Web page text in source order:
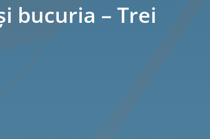
bucuria – Trei